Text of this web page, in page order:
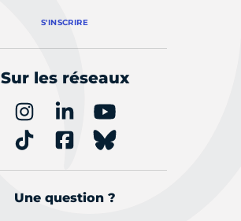
S'INSCRIRE
Sur les réseaux
Une question ?